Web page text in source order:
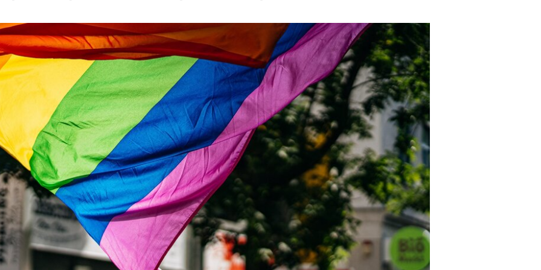
Regeln
Studien
Aktuelles
Beirat
BotschafterInnen
Impressum
Datenschutz
Barrierefreiheit
Mediathek
Mediencoaches
Materialien
Medienquiz
Newsletter